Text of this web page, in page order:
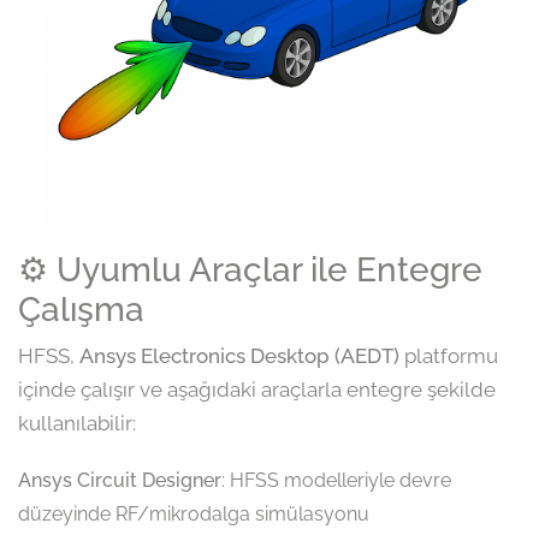
⚙️ Uyumlu Araçlar ile Entegre
Çalışma
HFSS, Ansys Electronics Desktop (AEDT) platformu
içinde çalışır ve aşağıdaki araçlarla entegre şekilde
kullanılabilir:
Ansys Circuit Designer: HFSS modelleriyle devre
düzeyinde RF/mikrodalga simülasyonu